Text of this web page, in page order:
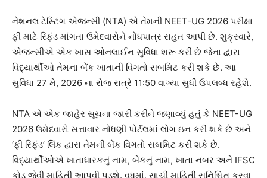
નેશનલ ટેસ્ટિંગ એજન્સી (NTA) એ તેમની NEET-UG 2026 પરીક્ષા
ફી માટે રિફંડ માંગતા ઉમેદવારોને નોંધપાત્ર રાહત આપી છે. શુક્રવારે,
એજન્સીએ એક ખાસ ઓનલાઈન સુવિધા શરૂ કરી છે જેના દ્વારા
વિદ્યાર્થીઓ તેમના બેંક ખાતાની વિગતો સબમિટ કરી શકે છે. આ
સુવિધા 27 મે, 2026 ના રોજ રાત્રે 11:50 વાગ્યા સુધી ઉપલબ્ધ રહેશે.
NTA એ એક જાહેર સૂચના જારી કરીને જણાવ્યું હતું કે NEET-UG
2026 ઉમેદવારો સત્તાવાર નોંધણી પોર્ટલમાં લોગ ઇન કરી શકે છે અને
‘ફી રિફંડ’ લિંક દ્વારા તેમની બેંક વિગતો સબમિટ કરી શકે છે.
વિદ્યાર્થીઓએ ખાતાધારકનું નામ, બેંકનું નામ, ખાતા નંબર અને IFSC
કોડ જેવી માહિતી આપવી પડશે. વધુમાં, સાચી માહિતી સુનિશ્ચિત કરવા